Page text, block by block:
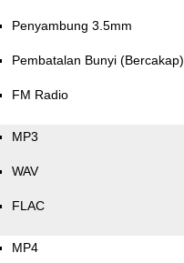
Penyambung 3.5mm
Pembatalan Bunyi (Bercakap)
FM Radio
MP3
WAV
FLAC
MP4